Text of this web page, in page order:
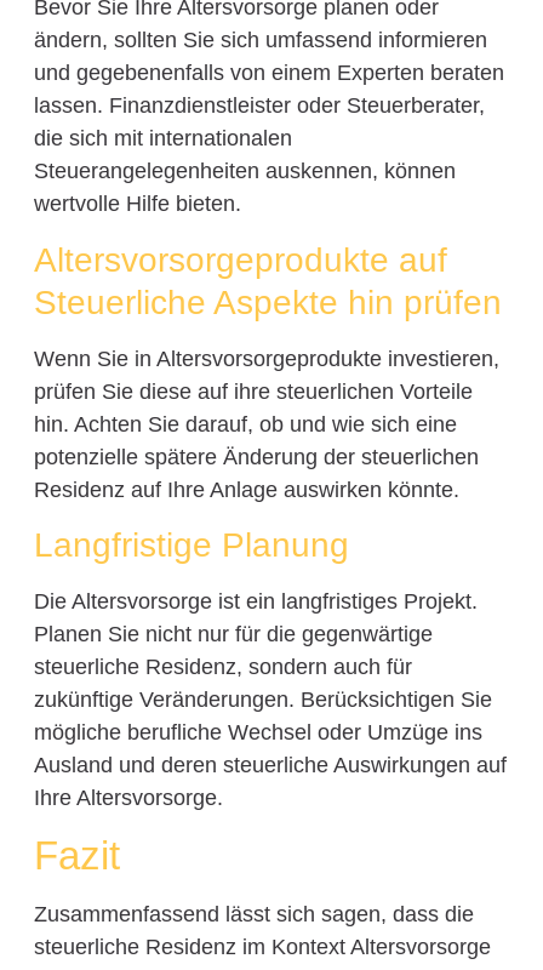
Bevor Sie Ihre Altersvorsorge planen oder
ändern, sollten Sie sich umfassend informieren
und gegebenenfalls von einem Experten beraten
lassen. Finanzdienstleister oder Steuerberater,
die sich mit internationalen
Steuerangelegenheiten auskennen, können
wertvolle Hilfe bieten.
Altersvorsorgeprodukte auf
Steuerliche Aspekte hin prüfen
Wenn Sie in Altersvorsorgeprodukte investieren,
prüfen Sie diese auf ihre steuerlichen Vorteile
hin. Achten Sie darauf, ob und wie sich eine
potenzielle spätere Änderung der steuerlichen
Residenz auf Ihre Anlage auswirken könnte.
Langfristige Planung
Die Altersvorsorge ist ein langfristiges Projekt.
Planen Sie nicht nur für die gegenwärtige
steuerliche Residenz, sondern auch für
zukünftige Veränderungen. Berücksichtigen Sie
mögliche berufliche Wechsel oder Umzüge ins
Ausland und deren steuerliche Auswirkungen auf
Ihre Altersvorsorge.
Fazit
Zusammenfassend lässt sich sagen, dass die
steuerliche Residenz im Kontext Altersvorsorge